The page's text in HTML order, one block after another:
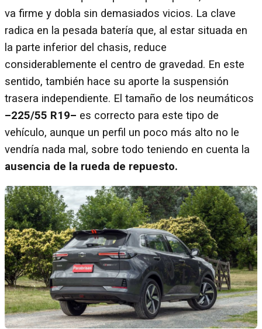
va firme y dobla sin demasiados vicios. La clave
radica en la pesada batería que, al estar situada en
la parte inferior del chasis, reduce
considerablemente el centro de gravedad. En este
sentido, también hace su aporte la suspensión
trasera independiente. El tamaño de los neumáticos
–225/55 R19– es correcto para este tipo de
vehículo, aunque un perfil un poco más alto no le
vendría nada mal, sobre todo teniendo en cuenta la
ausencia de la rueda de repuesto.